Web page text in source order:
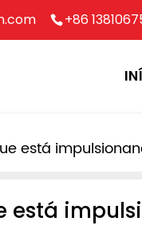
+86
está
está